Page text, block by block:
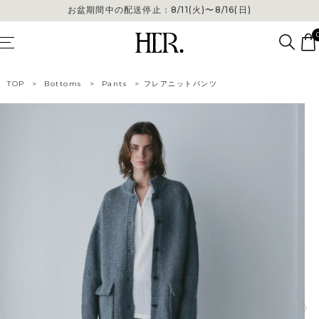
お盆期間中の配送停止：8/11(火)〜8/16(日)
TOP > Bottoms > Pants > フレアニットパンツ